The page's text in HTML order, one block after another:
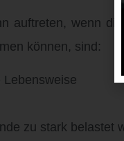
auftreten, wenn
können, sind:
Lebensweise
zu stark belastet